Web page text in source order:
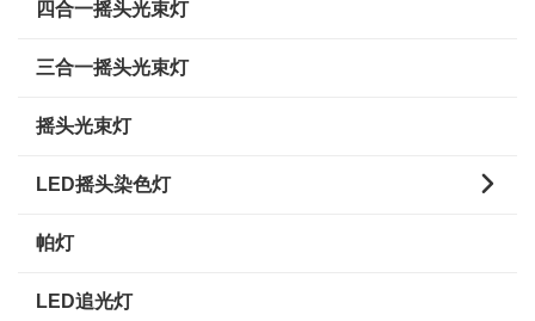
四合一摇头光束灯
三合一摇头光束灯
摇头光束灯
LED摇头染色灯 
帕灯
LED追光灯